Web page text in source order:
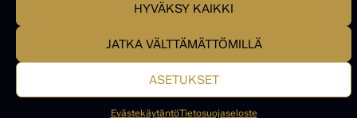
HYVÄKSY KAIKKI
JATKA VÄLTTÄMÄTTÖMILLÄ
ASETUKSET
EvästekäytäntöTietosuojaseloste